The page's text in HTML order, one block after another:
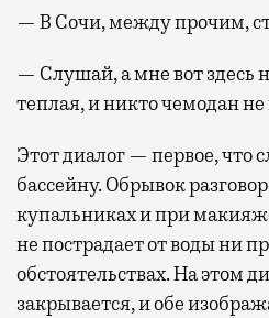
— В Сочи, между прочим,
— Слушай, а мне вот здесь
теплая, и никто чемодан не
Этот диалог — первое, что
бассейну. Обрывок
купальниках и при
не пострадает от воды ни
обстоятельствах. На этом
закрывается, и обе